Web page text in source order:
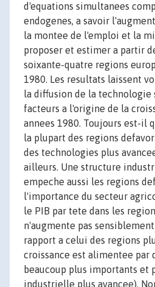
d'equations simultanees
endogenes, a savoir
la montee de l'emploi et la
proposer et estimer a partir
soixante-quatre regions
1980. Les resultats laissent
la diffusion de la technologie
facteurs a l'origine de la
annees 1980. Toujours est-il
la plupart des regions
des technologies plus
ailleurs. Une structure
empeche aussi les regions
l'importance du secteur
le PIB par tete dans les
n'augmente pas
rapport a celui des regions
croissance est alimentee par
beaucoup plus importants et
industrielle plus avancee).